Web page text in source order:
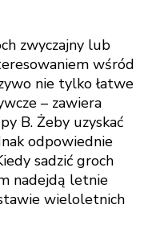
zwyczajny lub
wśród
nie tylko łatwe
– zawiera
B. Żeby uzyskać
odpowiednie
sadzić groch
nadejdą letnie
wieloletnich